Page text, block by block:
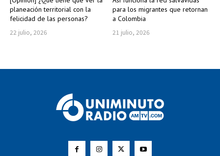
planeación territorial con la
felicidad de las personas?
22 julio, 2026
para los migrantes que retornan
a Colombia
21 julio, 2026